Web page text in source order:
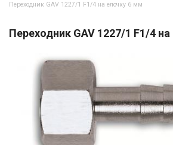
Переходник GAV 1227/1 F1/4 на елочку 6 мм
Переходник GAV 1227/1 F1/4